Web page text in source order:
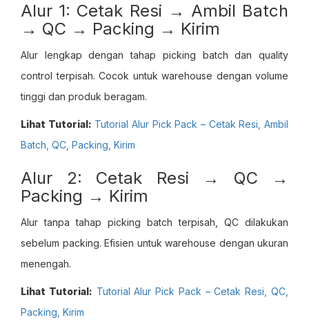
Alur 1: Cetak Resi → Ambil Batch
→ QC → Packing → Kirim
Alur lengkap dengan tahap picking batch dan quality
control terpisah. Cocok untuk warehouse dengan volume
tinggi dan produk beragam.
Lihat Tutorial: Tutorial Alur Pick Pack – Cetak Resi, Ambil
Batch, QC, Packing, Kirim
Alur 2: Cetak Resi → QC →
Packing → Kirim
Alur tanpa tahap picking batch terpisah, QC dilakukan
sebelum packing. Efisien untuk warehouse dengan ukuran
menengah.
Lihat Tutorial: Tutorial Alur Pick Pack – Cetak Resi, QC,
Packing, Kirim